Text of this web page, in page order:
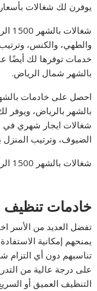
يوفرن لك شغالات
والطهي، والكنس،
خدمات توفرها لك أيضًا
بالشهر شمال الرياض.
احصل على خادمات
بالشهر بالرياض، ويوفر
شغالات ايجار شهري في
الضيوف، وترتيب المنزل
شغالات بالشهر 1500 الرياض
خادمات تنظيف
تفضل العديد من الأسر
يمنحهم إمكانية
تناسبهم دون أي التزام
على درجة عالية من
التنظيف العميق أو